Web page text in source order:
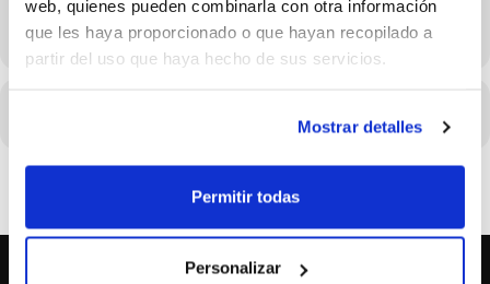
web, quienes pueden combinarla con otra información
que les haya proporcionado o que hayan recopilado a
partir del uso que haya hecho de sus servicios.
Mostrar detalles
Permitir todas
Personalizar
29/03/2026 Consulta el horario en los detalles del evento
(GMT+02:00)
CALENDARIO GOOGLE